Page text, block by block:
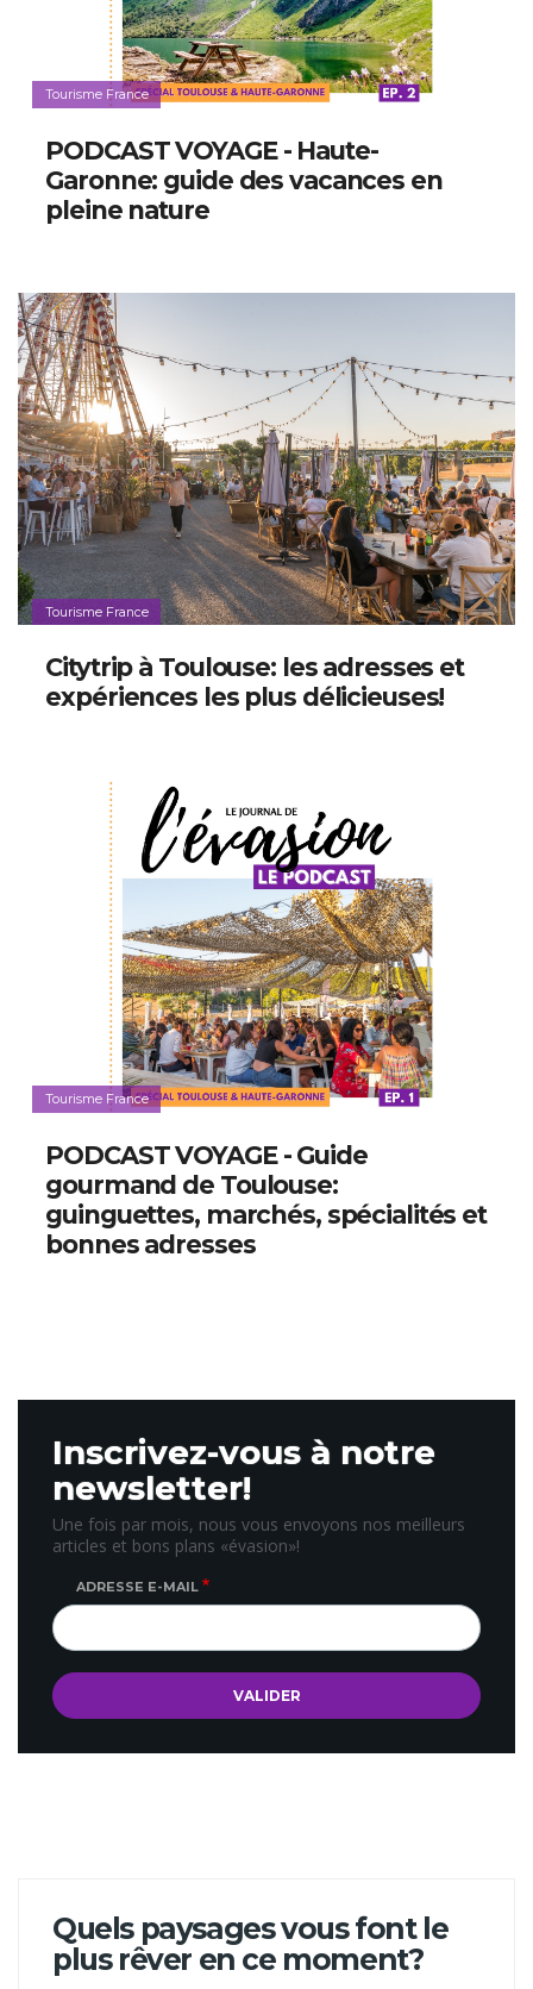
Tourisme France
PODCAST VOYAGE - Haute-
Garonne: guide des vacances en
pleine nature
Tourisme France
Citytrip à Toulouse: les adresses et
expériences les plus délicieuses!
Tourisme France
PODCAST VOYAGE - Guide
gourmand de Toulouse:
guinguettes, marchés, spécialités et
bonnes adresses
Inscrivez-vous à notre
newsletter!
Une fois par mois, nous vous envoyons nos meilleurs
articles et bons plans «évasion»!
ADRESSE E-MAIL
Quels paysages vous font le
plus rêver en ce moment?